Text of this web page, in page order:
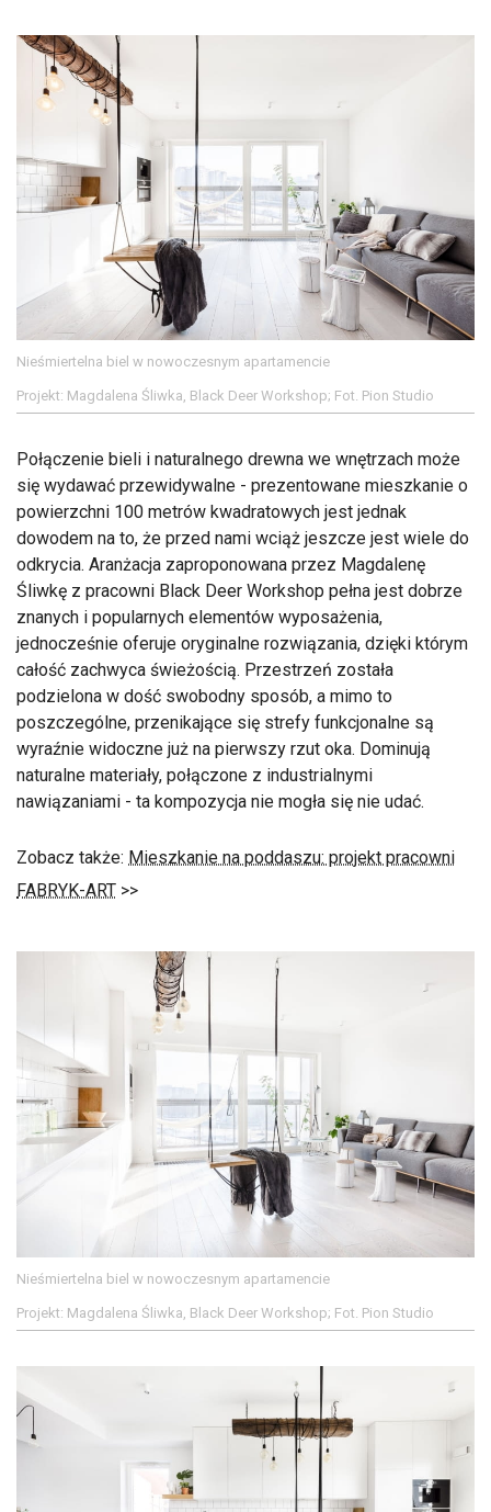
Nieśmiertelna biel w nowoczesnym apartamencie
Projekt: Magdalena Śliwka, Black Deer Workshop; Fot. Pion Studio
Połączenie bieli i naturalnego drewna we wnętrzach może
się wydawać przewidywalne - prezentowane mieszkanie o
powierzchni 100 metrów kwadratowych jest jednak
dowodem na to, że przed nami wciąż jeszcze jest wiele do
odkrycia. Aranżacja zaproponowana przez Magdalenę
Śliwkę z pracowni Black Deer Workshop pełna jest dobrze
znanych i popularnych elementów wyposażenia,
jednocześnie oferuje oryginalne rozwiązania, dzięki którym
całość zachwyca świeżością. Przestrzeń została
podzielona w dość swobodny sposób, a mimo to
poszczególne, przenikające się strefy funkcjonalne są
wyraźnie widoczne już na pierwszy rzut oka. Dominują
naturalne materiały, połączone z industrialnymi
nawiązaniami - ta kompozycja nie mogła się nie udać.
Zobacz także: Mieszkanie na poddaszu: projekt pracowni
FABRYK-ART >>
Nieśmiertelna biel w nowoczesnym apartamencie
Projekt: Magdalena Śliwka, Black Deer Workshop; Fot. Pion Studio